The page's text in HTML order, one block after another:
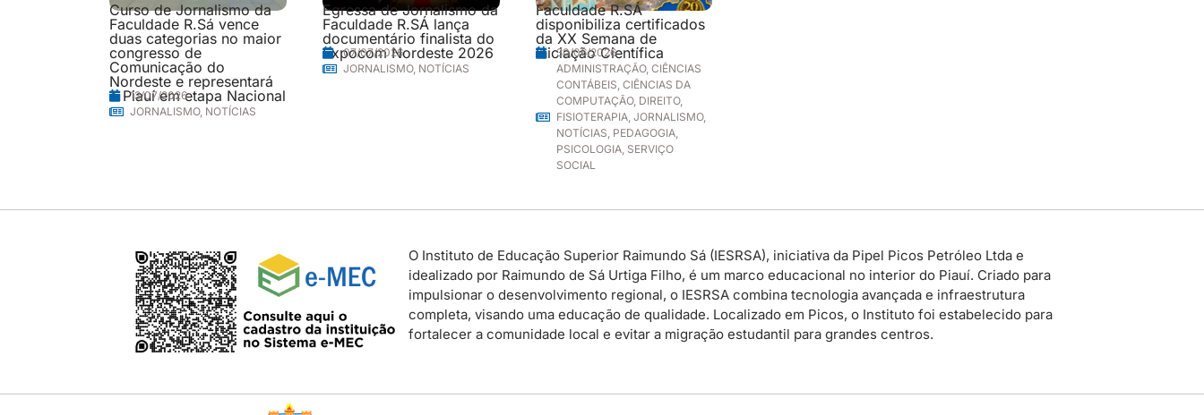
Curso de Jornalismo da
Faculdade R.Sá vence
duas categorias no maior
congresso de
Comunicação do
Nordeste e representará
o Piauí em etapa Nacional
13/07/2026
JORNALISMO, NOTÍCIAS
Egressa de Jornalismo da
Faculdade R.SÁ lança
documentário finalista do
Expocom Nordeste 2026
07/07/2026
JORNALISMO, NOTÍCIAS
Faculdade R.SÁ
disponibiliza certificados
da XX Semana de
Iniciação Científica
30/06/2026
ADMINISTRAÇÃO, CIÊNCIAS
CONTÁBEIS, CIÊNCIAS DA
COMPUTAÇÃO, DIREITO,
FISIOTERAPIA, JORNALISMO,
NOTÍCIAS, PEDAGOGIA,
PSICOLOGIA, SERVIÇO
SOCIAL
O Instituto de Educação Superior Raimundo Sá (IESRSA), iniciativa da Pipel Picos Petróleo Ltda e
idealizado por Raimundo de Sá Urtiga Filho, é um marco educacional no interior do Piauí. Criado para
impulsionar o desenvolvimento regional, o IESRSA combina tecnologia avançada e infraestrutura
completa, visando uma educação de qualidade. Localizado em Picos, o Instituto foi estabelecido para
fortalecer a comunidade local e evitar a migração estudantil para grandes centros.